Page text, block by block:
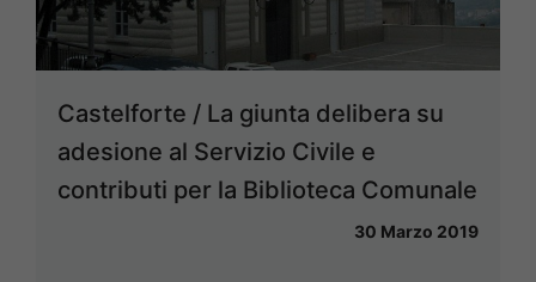
Castelforte / La giunta delibera su
adesione al Servizio Civile e
contributi per la Biblioteca Comunale
30 Marzo 2019